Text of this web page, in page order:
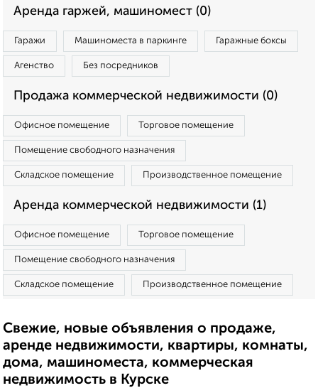
Аренда гаржей, машиномест (0)
Гаражи Машиноместа в паркинге Гаражные боксы
Агенство Без посредников
Продажа коммерческой недвижимости (0)
Офисное помещение Торговое помещение
Помещение свободного назначения
Складское помещение Производственное помещение
Аренда коммерческой недвижимости (1)
Офисное помещение Торговое помещение
Помещение свободного назначения
Складское помещение Производственное помещение
Свежие, новые объявления о продаже,
аренде недвижимости, квартиры, комнаты,
дома, машиноместа, коммерческая
недвижимость в Курске